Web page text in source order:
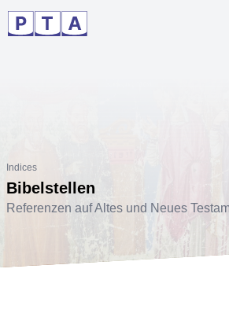
Indices
Bibelstellen
Referenzen auf Altes und Neues